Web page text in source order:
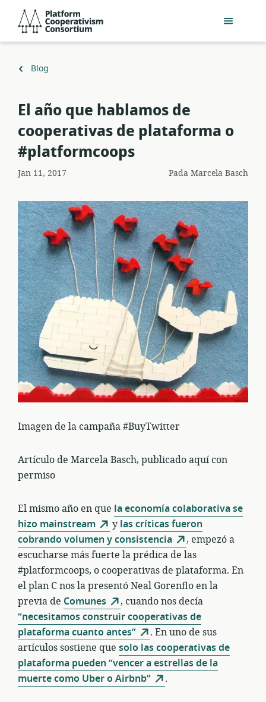
Lewati
konten
Consortium
Kembali
Blog
El año que hablamos de
cooperativas de plataforma o
#platformcoops
Jan 11, 2017 PadaMarcela Basch
Imagen de la campaña #BuyTwitter
Artículo de Marcela Basch, publicado aquí con
permiso
El mismo año en que la economía colaborativa se
hizo mainstream
y las críticas fueron
cobrando volumen y consistencia
, empezó a
escucharse más fuerte la prédica de las
#platformcoops, o cooperativas de plataforma. En
el plan C nos la presentó Neal Gorenflo en la
previa de Comunes
, cuando nos decía
“necesitamos construir cooperativas de
plataforma cuanto antes”
. En uno de sus
artículos sostiene que solo las cooperativas de
plataforma pueden “vencer a estrellas de la
muerte como Uber o Airbnb”
.